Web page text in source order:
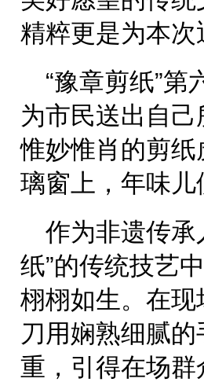
精粹更是为本
“豫章剪纸”
为市民送出自
惟妙惟肖的剪
璃窗上，年味
作为非遗传承
纸”的传统技艺
栩栩如生。在
刀用娴熟细腻
重，引得在场